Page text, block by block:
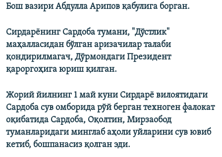
Бош вазири Абдулла Арипов қабулига борган.
Сирдарёнинг Сардоба тумани, "Дўстлик"
маҳалласидан бўлган​ аризачилар талаби
қондирилмагач, Дўрмондаги Президент
қароргоҳига юриш қилган.
Жорий йилнинг 1 май куни Сирдарё вилоятидаги
Сардоба сув омборида рўй берган техноген фалокат
оқибатида Сардоба, Оқолтин, Мирзаобод
туманларидаги минглаб аҳоли уйларини сув ювиб
кетиб, бошпанасиз қолган эди.​